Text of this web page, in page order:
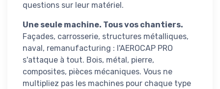
questions sur leur matériel.
Une seule machine. Tous vos chantiers.
Façades, carrosserie, structures métalliques,
naval, remanufacturing : l'AEROCAP PRO
s'attaque à tout. Bois, métal, pierre,
composites, pièces mécaniques. Vous ne
multipliez pas les machines pour chaque type